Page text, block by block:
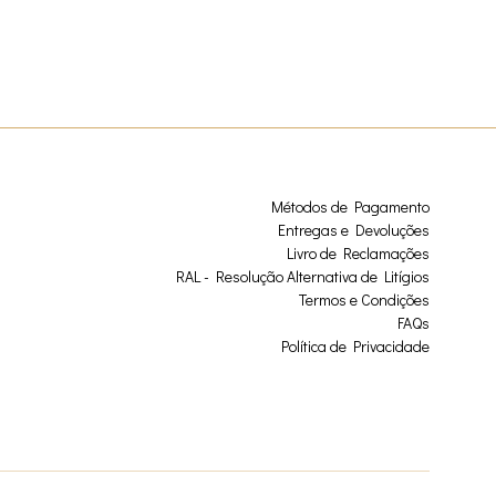
Métodos de Pagamento
Entregas e Devoluções
Livro de Reclamações
RAL - Resolução Alternativa de Litígios
Termos e Condições
FAQs
Política de Privacidade